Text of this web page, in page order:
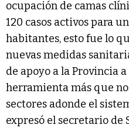
ocupación de camas
120 casos activos para
habitantes, esto fue lo
nuevas medidas
de apoyo a la Provincia
herramienta más que
sectores adonde el
expresó el secretario de